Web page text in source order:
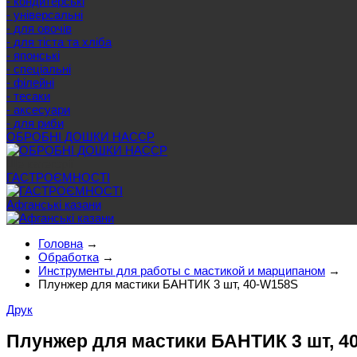
- універсальні
- для овочів
- для тіста та хліба
- японські
- спеціальні
- філейні
- тесаки
- аксесуари
- для риби
ОБРОБНІ ДОШКИ HACCP
ГАСТРОЄМНОСТІ
Афганські казани
Головна →
Обработка →
Инструменты для работы с мастикой и марципаном →
Плунжер для мастики БАНТИК 3 шт, 40-W158S
Друк
Плунжер для мастики БАНТИК 3 шт,